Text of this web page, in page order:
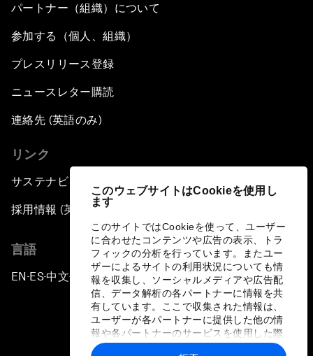
このウェブサイトはCookieを使用し
ます
このサイトではCookieを使って、ユーザー
に合わせたコンテンツや広告の表示、トラ
フィックの分析を行っています。またユー
ザーによるサイトの利用状況についても情
報を収集し、ソーシャルメディアや広告配
信、データ解析の各パートナーに情報を共
有しています。ここで収集された情報は、
ユーザーが各パートナーに提供した他の情
報や各パートナーのサービスを使用した際
に収集された情報と組み合わされ、各パー
パートナー（組織）について
参加する（個人、組織）
プレスリリース登録
ニュースレター購読
連絡先 (英語のみ)
リンク
サステナビリティへの取り組み
採用情報 (英語のみ)
言語
EN ▪ES▪中文▪ 日本語